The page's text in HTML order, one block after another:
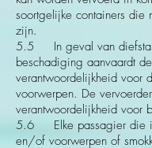
soortgelijke containers die
zijn.
5.5 In geval van
beschadiging aanvaardt
verantwoordelijkheid voor
voorwerpen. De
verantwoordelijkheid voor
5.6 Elke passagier die
en/of voorwerpen of